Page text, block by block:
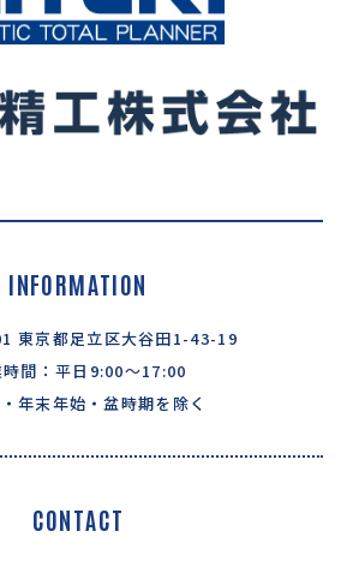
INFORMATION
東京都足立区大谷田1-43-19
時間：平日9:00〜17:00
年末年始・盆時期を除く
CONTACT